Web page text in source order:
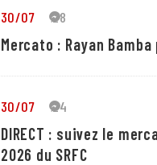
30/07 28
Mercato : Rayan
30/07 24
DIRECT : suivez le
2026 du SRFC